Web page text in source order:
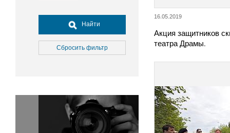
Досуг, туризм и отдых
Культура
Медицина
Окружающая среда
Политика
Правосудие
Найти
Сбросить фильтр
16.05.2019
Акция защитников
театра Драмы.